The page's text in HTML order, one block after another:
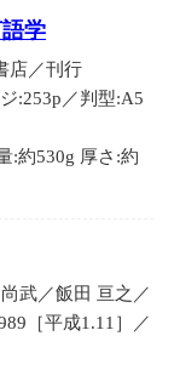
学
店／刊行
:253p／判型:A5
:約530g 厚さ:約
武／飯田 亘之／
［平成1.11］／